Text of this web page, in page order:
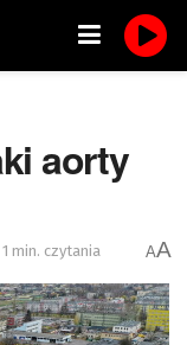
aorty
1 min. czytania AA